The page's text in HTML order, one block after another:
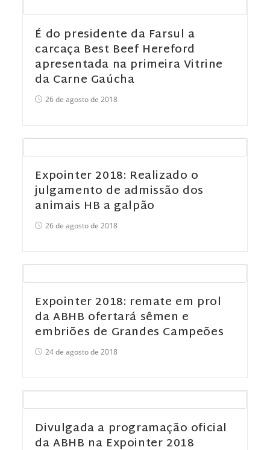
É do presidente da Farsul a
carcaça Best Beef Hereford
apresentada na primeira Vitrine
da Carne Gaúcha
26 de agosto de 2018
Expointer 2018: Realizado o
julgamento de admissão dos
animais HB a galpão
26 de agosto de 2018
Expointer 2018: remate em prol
da ABHB ofertará sêmen e
embriões de Grandes Campeões
24 de agosto de 2018
Divulgada a programação oficial
da ABHB na Expointer 2018